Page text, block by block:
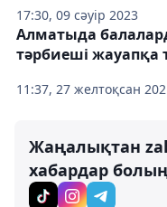
17:30, 09 сәуір 2023
11:37, 27 желтоқсан
Алматыда
тәрбиеші жауапқа
Жаңалықтан
хабардар